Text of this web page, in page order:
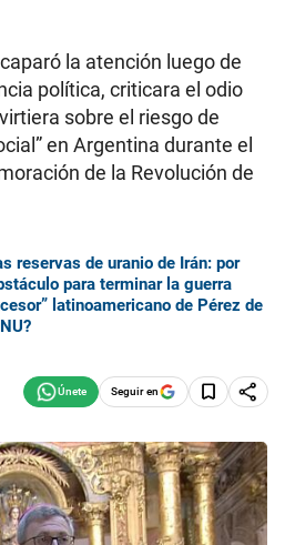
la atención luego de
política, criticara el odio
sobre el riesgo de
en Argentina durante el
de la Revolución de
reservas de uranio de Irán: por
para terminar la guerra
latinoamericano de Pérez de
Seguir en